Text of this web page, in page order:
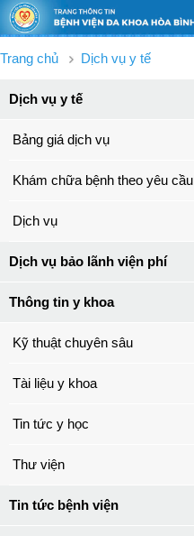
Trang chủ Dịch vụ y tế
Dịch vụ y tế
Bảng giá dịch vụ
Khám chữa bệnh theo yêu cầu
Dịch vụ
Dịch vụ bảo lãnh viện phí
Thông tin y khoa
Kỹ thuật chuyên sâu
Tài liệu y khoa
Tin tức y học
Thư viện
Tin tức bệnh viện